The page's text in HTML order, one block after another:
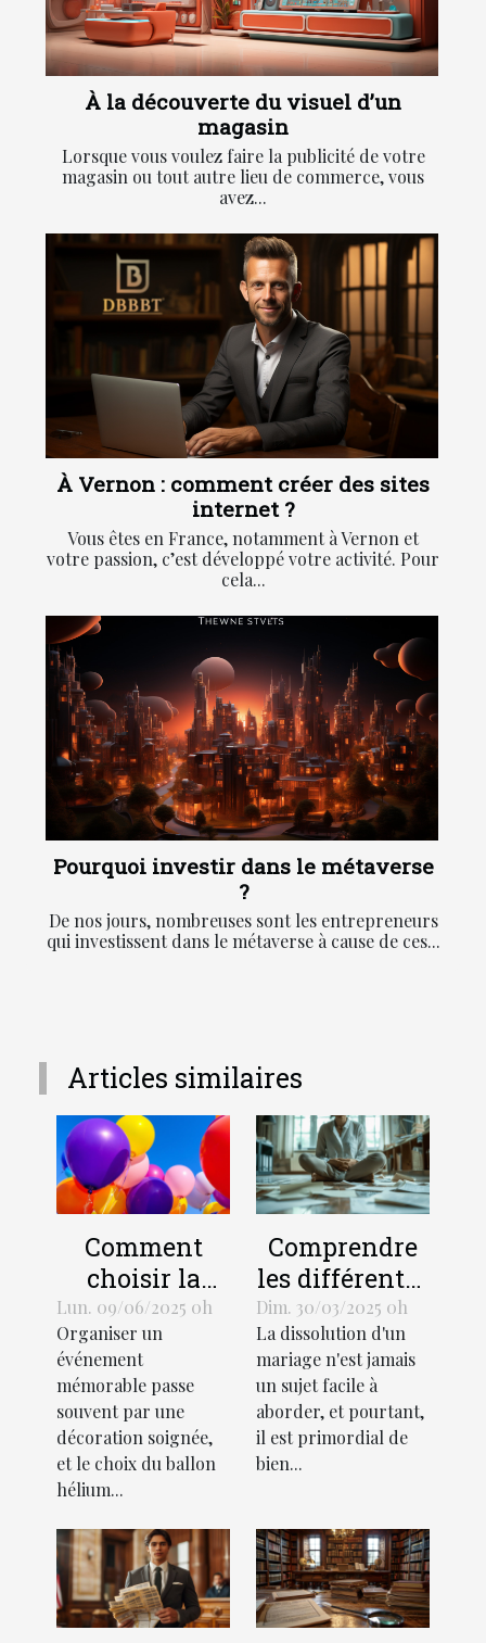
À la découverte du visuel d’un
magasin
Lorsque vous voulez faire la publicité de votre
magasin ou tout autre lieu de commerce, vous
avez...
À Vernon : comment créer des sites
internet ?
Vous êtes en France, notamment à Vernon et
votre passion, c’est développé votre activité. Pour
cela...
Pourquoi investir dans le métaverse
?
De nos jours, nombreuses sont les entrepreneurs
qui investissent dans le métaverse à cause de ces...
Articles similaires
Comment
choisir la
taille et le
design d'un
ballon hélium
pour votre
événement
Lun. 09/06/2025 0h
Organiser un
événement
mémorable passe
souvent par une
décoration soignée,
et le choix du ballon
hélium...
Comprendre
les différentes
procédures de
divorce et
leurs impacts
Dim. 30/03/2025 0h
La dissolution d'un
mariage n'est jamais
un sujet facile à
aborder, et pourtant,
il est primordial de
bien...